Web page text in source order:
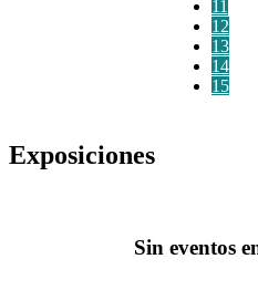
11
12
13
14
15
Exposiciones
Sin eventos